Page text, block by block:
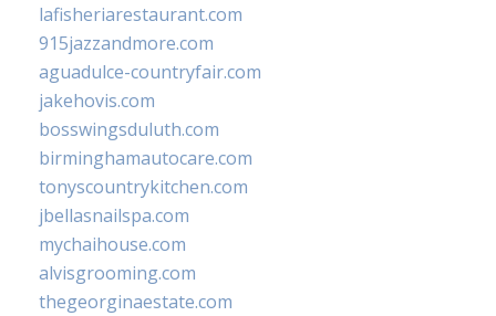
lafisheriarestaurant.com
915jazzandmore.com
aguadulce-countryfair.com
jakehovis.com
bosswingsduluth.com
birminghamautocare.com
tonyscountrykitchen.com
jbellasnailspa.com
mychaihouse.com
alvisgrooming.com
thegeorginaestate.com